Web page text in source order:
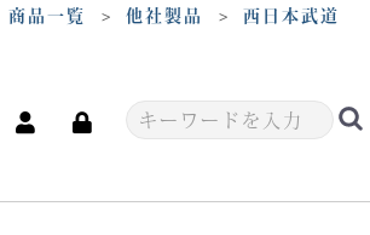
商品一覧 他社製品
西日本武道